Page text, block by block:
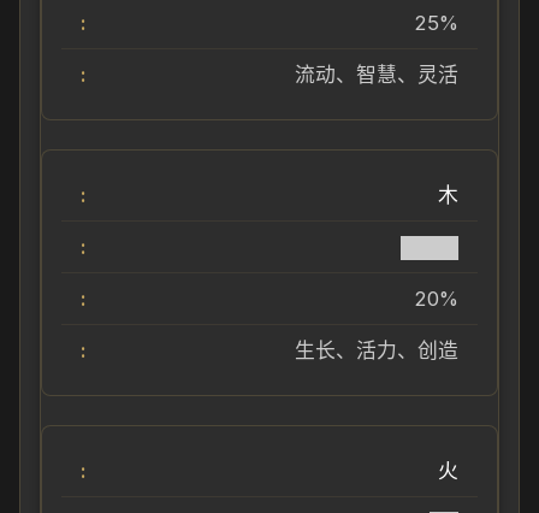
25%
流动、智慧、灵活
木
20%
生长、活力、创造
火